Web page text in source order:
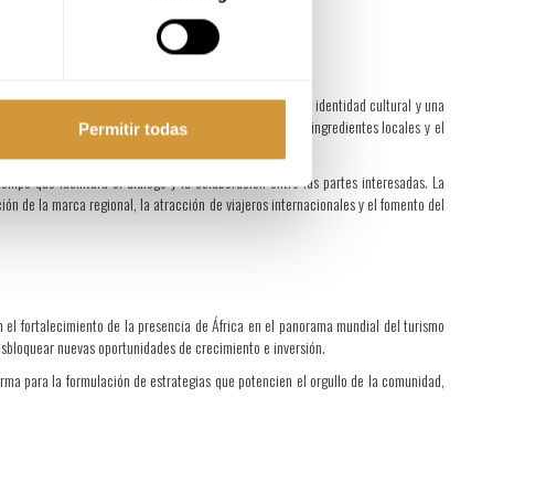
Permitir todas
La cocina africana, en su conjunto, refleja una rica identidad cultural y una
jën, sino también en los usos innovadores de los ingredientes locales y el
que facilitará el diálogo y la colaboración entre las partes interesadas. La
de la marca regional, la atracción de viajeros internacionales y el fomento del
fortalecimiento de la presencia de África en el panorama mundial del turismo
nuevas oportunidades de crecimiento e inversión.
para la formulación de estrategias que potencien el orgullo de la comunidad,